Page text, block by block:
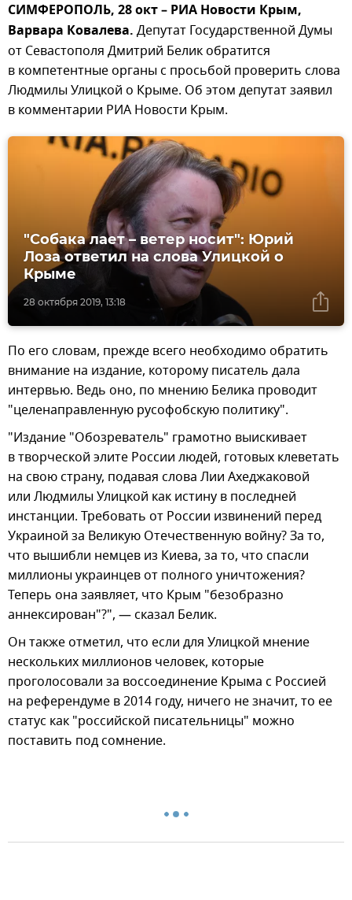
СИМФЕРОПОЛЬ, 28 окт – РИА Новости Крым,
Варвара Ковалева. Депутат Государственной Думы
от Севастополя Дмитрий Белик обратится
в компетентные органы с просьбой проверить слова
Людмилы Улицкой о Крыме. Об этом депутат заявил
в комментарии РИА Новости Крым.
28 октября 2019, 13:18
"Собака лает – ветер носит": Юрий
Лоза ответил на слова Улицкой о
Крыме
По его словам, прежде всего необходимо обратить
внимание на издание, которому писатель дала
интервью. Ведь оно, по мнению Белика проводит
"целенаправленную русофобскую политику".
"Издание "Обозреватель" грамотно выискивает
в творческой элите России людей, готовых клеветать
на свою страну, подавая слова Лии Ахеджаковой
или Людмилы Улицкой как истину в последней
инстанции. Требовать от России извинений перед
Украиной за Великую Отечественную войну? За то,
что вышибли немцев из Киева, за то, что спасли
миллионы украинцев от полного уничтожения?
Теперь она заявляет, что Крым "безобразно
аннексирован"?", — сказал Белик.
Он также отметил, что если для Улицкой мнение
нескольких миллионов человек, которые
проголосовали за воссоединение Крыма с Россией
на референдуме в 2014 году, ничего не значит, то ее
статус как "российской писательницы" можно
поставить под сомнение.